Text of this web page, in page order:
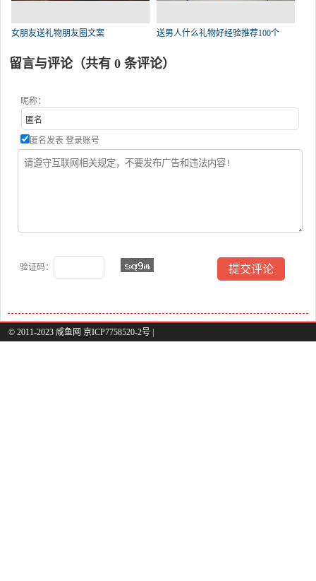
女朋友送礼物朋友圈文案 送男人什么礼物好经验推荐100个
留言与评论（共有 0 条评论）
昵称：
匿名发表 登录账号
验证码：
© 2011-2023 咸鱼网 京ICP7758520-2号 |